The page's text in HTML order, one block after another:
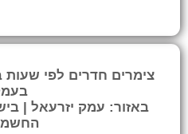
צימרים חדרים לפי
באזור: עמק יזרעאל |